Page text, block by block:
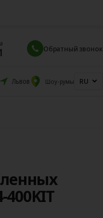
Обратный звонок
Львов Шоу-румы RU
400KIT